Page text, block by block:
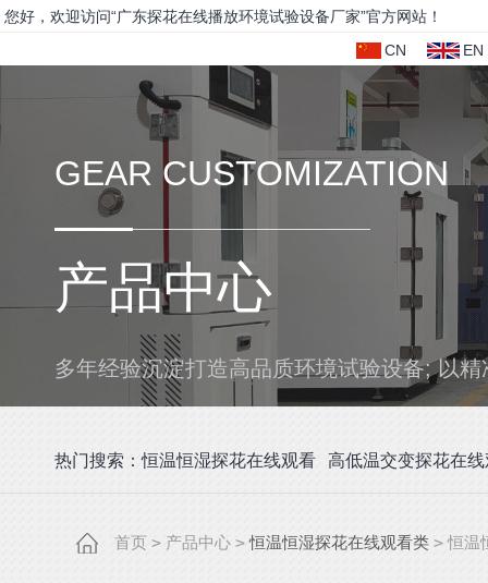
您好，欢迎访问“广东探花在线播放环境试验设备厂家”官方网站！
CN
EN
GEAR CUSTOMIZATION
产品中心
多年经验沉淀打造高品质环境试验设备; 以精准
热门搜索：恒温恒湿探花在线观看 高低温交变探花在线
首页 > 产品中心 > 恒温恒湿探花在线观看类 > 恒温